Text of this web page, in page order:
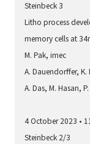
Steinbeck 3
Litho process
memory cells at
M. Pak, imec
A. Dauendorffer,
A. Das, M. Hasan,
4 October 2023 •
Steinbeck 2/3